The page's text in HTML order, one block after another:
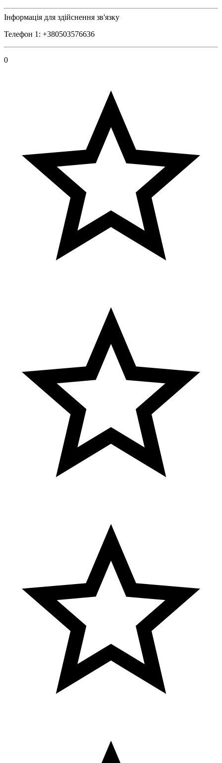
Інформація для здійснення зв'язку
Телефон 1: +380503576636
0